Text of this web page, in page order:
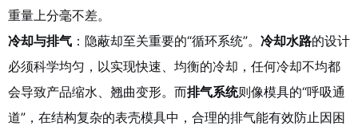
重量上分毫不差。
冷却与排气 ：隐蔽却至关重要的“循环系统”。 冷却水路的设计
必须科学均匀，以实现快速、均衡的冷却，任何冷却不均都
会导致产品缩水、翘曲变形。而排气系统则像模具的“呼吸通
道”，在结构复杂的表壳模具中，合理的排气能有效防止因困